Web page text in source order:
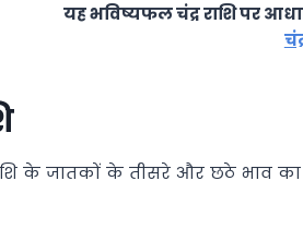
यह भविष्यफल चंद्र राशि पर
के जातकों के तीसरे और छठे भाव